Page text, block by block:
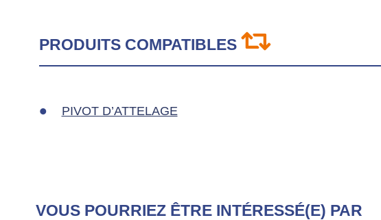
PRODUITS COMPATIBLES
PIVOT D’ATTELAGE
VOUS POURRIEZ ÊTRE INTÉRESSÉ(E) PAR